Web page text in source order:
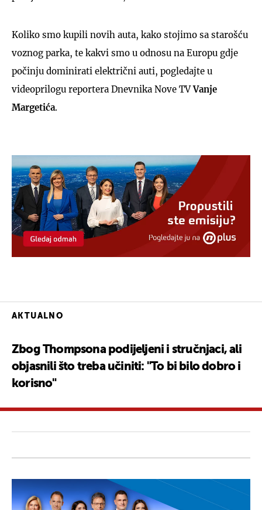
Koliko smo kupili novih auta, kako stojimo sa starošću
voznog parka, te kakvi smo u odnosu na Europu gdje
počinju dominirati električni auti, pogledajte u
videoprilogu reportera Dnevnika Nove TVVanje
Margetića.
AKTUALNO
Zbog Thompsona podijeljeni i stručnjaci, ali
objasnili što treba učiniti: "To bi bilo dobro i
korisno"